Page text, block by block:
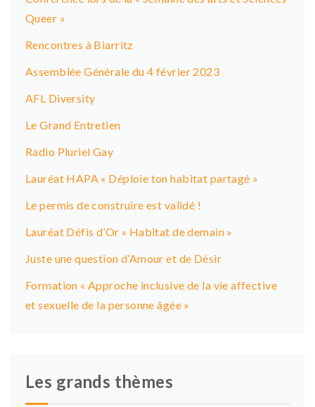
Queer »
Rencontres à Biarritz
Assemblée Générale du 4 février 2023
AFL Diversity
Le Grand Entretien
Radio Pluriel Gay
Lauréat HAPA « Déploie ton habitat partagé »
Le permis de construire est validé !
Lauréat Défis d’Or « Habitat de demain »
Juste une question d’Amour et de Désir
Formation « Approche inclusive de la vie affective
et sexuelle de la personne âgée »
Les grands thèmes